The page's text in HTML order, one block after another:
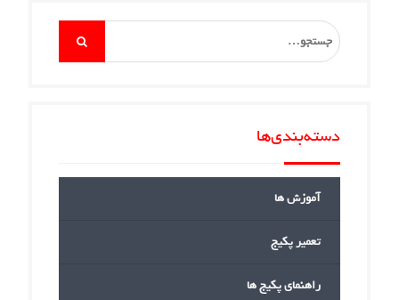
Search
for:
دسته‌بندی‌ها
آموزش ها
تعمیر پکیج
راهنمای پکیج ها